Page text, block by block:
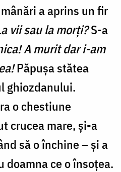
a aprins un fir
vii sau la morți?S-a
A murit dar i-am
Păpușa stătea
ghiozdanului.
o chestiune
crucea mare, și-a
să o închine – și a
doamna ce o însoțea.